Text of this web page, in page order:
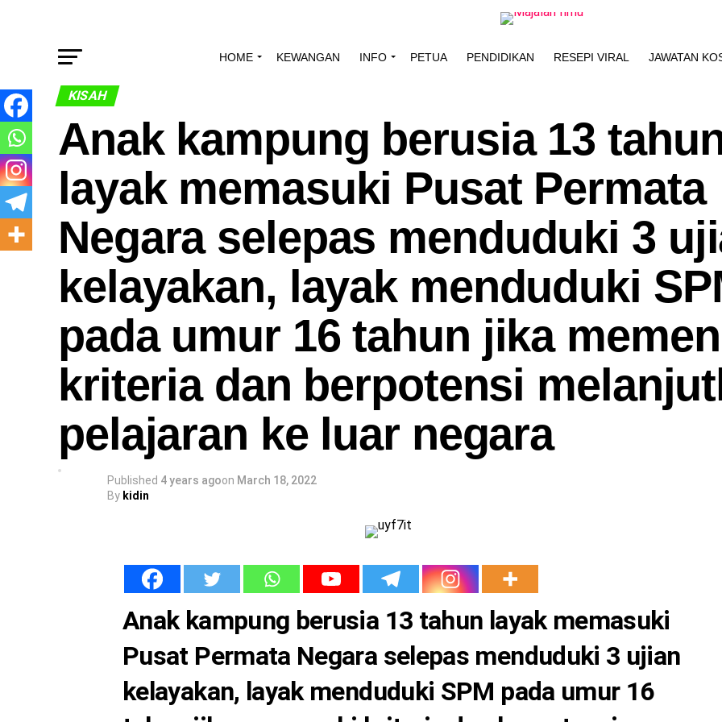
HOME KEWANGAN INFO PETUA PENDIDIKAN RESEPI VIRAL JAWATAN
KISAH
Anak kampung berusia 13
layak memasuki Pusat Permata
Negara selepas menduduki 3
kelayakan, layak menduduki
pada umur 16 tahun jika
kriteria dan berpotensi
pelajaran ke luar negara
Published 4 years agoon March 18, 2022
By kidin
Anak kampung berusia 13 tahun layak memasuki
Pusat Permata Negara selepas menduduki 3 ujian
kelayakan, layak menduduki SPM pada umur 16